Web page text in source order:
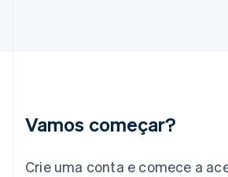
Vamos começar?
Crie uma conta e comece a
Itália
Japão